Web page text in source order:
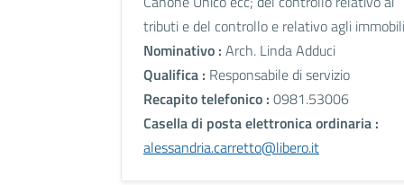
tributi e del controllo e relativo agli
Nominativo : Arch. Linda Adduci
Qualifica : Responsabile di servizio
Recapito telefonico : 0981.53006
Casella di posta elettronica ordinaria :
alessandria.carretto@libero.it